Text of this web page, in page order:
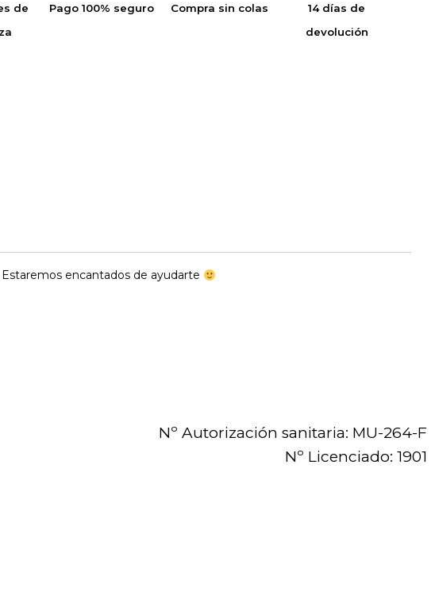
de
Pago 100% seguro Compra sin colas
14 días de
devolución
encantados de ayudarte
Nº Autorización sanitaria: MU-264-F
Nº Licenciado: 1901